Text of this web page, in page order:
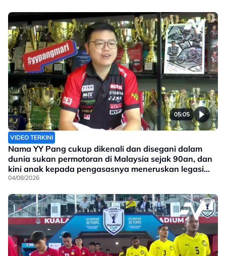
05:05
VIDEO TERKINI
Nama YY Pang cukup dikenali dan disegani dalam
dunia sukan permotoran di Malaysia sejak 90an, dan
kini anak kepada pengasasnya meneruskan legasi
yang telah ditinggalkan
04/08/2026